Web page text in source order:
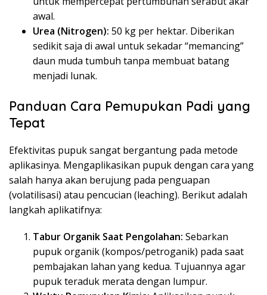
awal.
Urea (Nitrogen): 50 kg per hektar. Diberikan
sedikit saja di awal untuk sekadar “memancing”
daun muda tumbuh tanpa membuat batang
menjadi lunak.
Panduan Cara Pemupukan Padi yang
Tepat
Efektivitas pupuk sangat bergantung pada metode
aplikasinya. Mengaplikasikan pupuk dengan cara yang
salah hanya akan berujung pada penguapan
(volatilisasi) atau pencucian (leaching). Berikut adalah
langkah aplikatifnya:
Tabur Organik Saat Pengolahan: Sebarkan
pupuk organik (kompos/petroganik) pada saat
pembajakan lahan yang kedua. Tujuannya agar
pupuk teraduk merata dengan lumpur.